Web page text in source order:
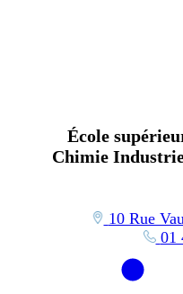
École
Chimie
10 Rue
01